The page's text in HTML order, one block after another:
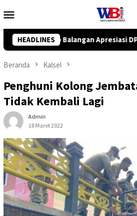
ke
Mobile
HEADLINES
Usai Raperda Perubahan APBD
Beranda Kalsel
Penghuni Kolong
Tidak Kembali Lagi
Admin
18 Maret 2022